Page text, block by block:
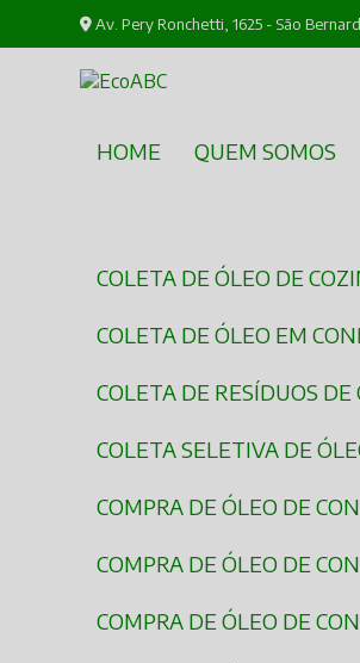
Av. Pery Ronchetti, 1625 - São
HOME QUEM SOMOS
COLETA DE ÓLEO DE
COLETA DE ÓLEO EM
COLETA DE RESÍDUOS
COLETA SELETIVA DE
COMPRA DE ÓLEO DE
COMPRA DE ÓLEO DE
COMPRA DE ÓLEO DE